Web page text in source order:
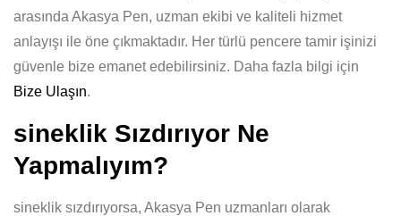
arasında Akasya Pen, uzman ekibi ve kaliteli hizmet
anlayışı ile öne çıkmaktadır. Her türlü pencere tamir işinizi
güvenle bize emanet edebilirsiniz. Daha fazla bilgi için
Bize Ulaşın.
sineklik Sızdırıyor Ne
Yapmalıyım?
sineklik sızdırıyorsa, Akasya Pen uzmanları olarak